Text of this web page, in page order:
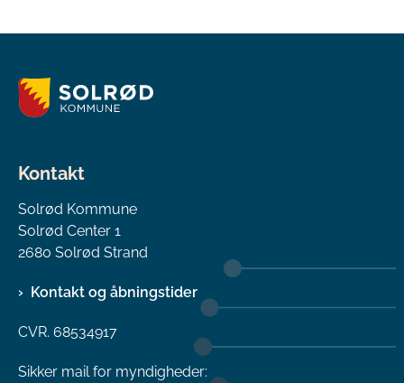
Kontakt
Solrød Kommune
Solrød Center 1
2680 Solrød Strand
Kontakt og åbningstider
CVR. 68534917
Sikker mail for myndigheder: